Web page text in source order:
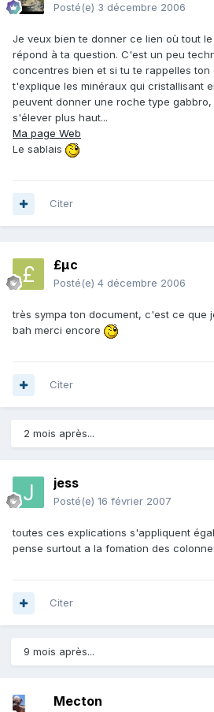
Posté(e) 3 décembre 2006
Je veux bien te donner ce lien où tout
répond à ta question. C'est un peu
concentres bien et si tu te rappelles ton
t'explique les minéraux qui cristallisant
peuvent donner une roche type
s'élever plus haut...
Ma page Web
Le sablais
Citer
£µc
Posté(e) 4 décembre 2006
très sympa ton document, c'est ce que
bah merci encore
Citer
2 mois après...
jess
Posté(e) 16 février 2007
toutes ces explications s'appliquent
pense surtout a la fomation des
Citer
9 mois après...
Mecton